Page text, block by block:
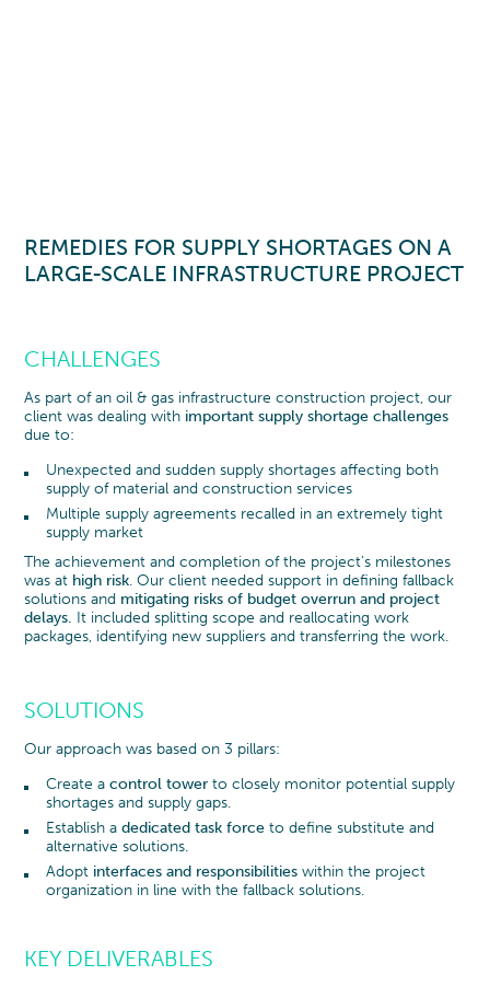
REMEDIES FOR SUPPLY SHORTAGES ON A
LARGE-SCALE INFRASTRUCTURE PROJECT
CHALLENGES
As part of an oil & gas infrastructure construction project, our
client was dealing with important supply shortage challenges
due to:
Unexpected and sudden supply shortages affecting both
supply of material and construction services
Multiple supply agreements recalled in an extremely tight
supply market
The achievement and completion of the project’s milestones
was at high risk. Our client needed support in defining fallback
solutions and mitigating risks of budget overrun and project
delays. It included splitting scope and reallocating work
packages, identifying new suppliers and transferring the work.
SOLUTIONS
Our approach was based on 3 pillars:
Create acontrol tower to closely monitor potential supply
shortages and supply gaps.
Establish adedicated task force to define substitute and
alternative solutions.
Adopt interfaces and responsibilities within the project
organization in line with the fallback solutions.
KEY DELIVERABLES